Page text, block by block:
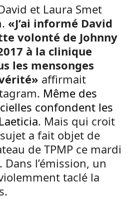
et Laura Smet
«J’ai informé David
volonté de Johnny
à la clinique
les mensonges
affirmait
Même des
confondent les
. Mais qui croit
a fait objet de
de TPMP ce mardi
l’émission, un
taclé la